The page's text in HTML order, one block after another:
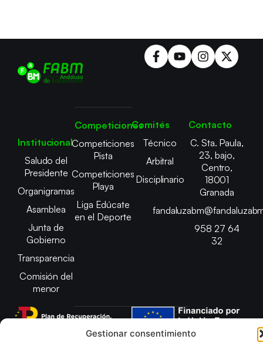
Gestionar consentimiento
Institucional
Saludo del
Presidente
Organigramas
Asamblea
Junta de
Gobierno
Transparencia
Comisión del
menor
Competiciones
Competiciones
Pista
Competiciones
Playa
Liga Edúcate
en el Deporte
Comités
Técnico
Arbitral
Disciplinario
Contacto
C. Sta. Paula,
23, bajo,
Centro,
18001
Granada
958 27 64
32